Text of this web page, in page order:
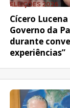
ELEIÇÕES 2026
Cícero
Governo da
durante
experiências”